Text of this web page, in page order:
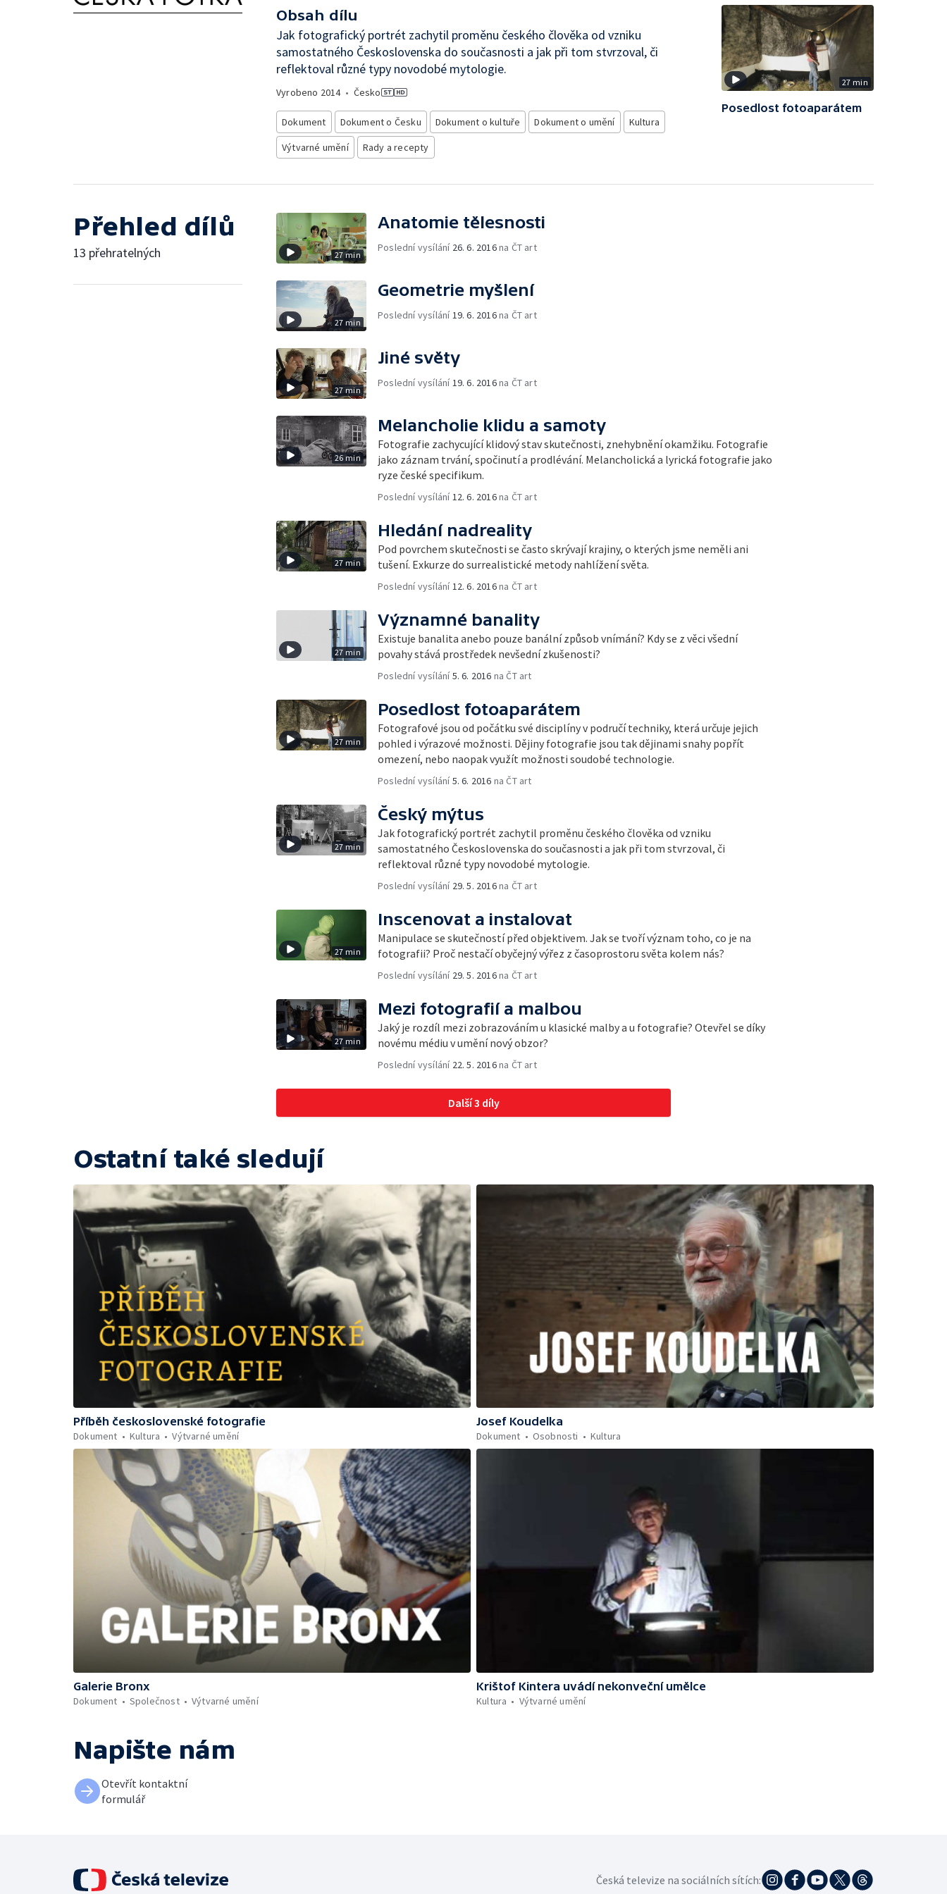
Obsah dílu
Jak fotografický portrét zachytil proměnu českého člověka od vzniku
samostatného Československa do současnosti a jak při tom stvrzoval, či
reflektoval různé typy novodobé mytologie.
Vyrobeno 2014• Česko
Dokument Dokument o Česku Dokument o kultuře Dokument o umění
Kultura
Výtvarné umění
Rady a recepty
27 min
Posedlost fotoaparátem
Přehled dílů
13 přehratelných 27 min
Anatomie tělesnosti
Poslední vysílání 26. 6. 2016na ČT art
27 min
Geometrie myšlení
Poslední vysílání19. 6. 2016na ČT art
27 min
Jiné světy
Poslední vysílání19. 6. 2016na ČT art
26 min
Melancholie klidu a samoty
Fotografie zachycující klidový stav skutečnosti, znehybnění okamžiku. Fotografie
jako záznam trvání, spočinutí a prodlévání. Melancholická a lyrická fotografie jako
ryze české specifikum.
Poslední vysílání12. 6. 2016na ČT art
27 min
Hledání nadreality
Pod povrchem skutečnosti se často skrývají krajiny, o kterých jsme neměli ani
tušení. Exkurze do surrealistické metody nahlížení světa.
Poslední vysílání12. 6. 2016na ČT art
27 min
Významné banality
Existuje banalita anebo pouze banální způsob vnímání? Kdy se z věci všední
povahy stává prostředek nevšední zkušenosti?
Poslední vysílání5. 6. 2016 na ČT art
27 min
Posedlost fotoaparátem
Fotografové jsou od počátku své disciplíny v područí techniky, která určuje jejich
pohled i výrazové možnosti. Dějiny fotografie jsou tak dějinami snahy popřít
omezení, nebo naopak využít možnosti soudobé technologie.
Poslední vysílání5. 6. 2016 na ČT art
27 min
Český mýtus
Jak fotografický portrét zachytil proměnu českého člověka od vzniku
samostatného Československa do současnosti a jak při tom stvrzoval, či
reflektoval různé typy novodobé mytologie.
Poslední vysílání 29. 5. 2016na ČT art
27 min
Inscenovat a instalovat
Manipulace se skutečností před objektivem. Jak se tvoří význam toho, co je na
fotografii? Proč nestačí obyčejný výřez z časoprostoru světa kolem nás?
Poslední vysílání 29. 5. 2016na ČT art
27 min
Mezi fotografií a malbou
Jaký je rozdíl mezi zobrazováním u klasické malby a u fotografie? Otevřel se díky
novému médiu v umění nový obzor?
Poslední vysílání 22. 5. 2016na ČT art
Další 3 díly
Ostatní také sledují
Příběh československé fotografie
Dokument
Kultura Výtvarné umění
Josef Koudelka
Dokument
Osobnosti Kultura
Galerie Bronx
Dokument
Společnost Výtvarné umění
Krištof Kintera uvádí nekonveční umělce
Kultura
Výtvarné umění
Napište nám
Otevřít kontaktní
formulář
Česká televize na sociálních sítích: